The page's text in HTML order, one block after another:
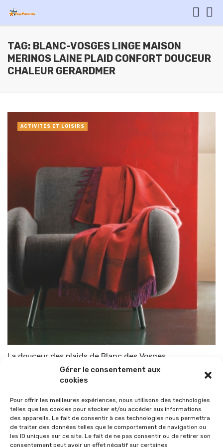
Gérer le consentement aux
cookies
Pour offrir les meilleures expériences, nous utilisons des technologies
telles que les cookies pour stocker et/ou accéder aux informations
des appareils. Le fait de consentir à ces technologies nous permettra
de traiter des données telles que le comportement de navigation ou
les ID uniques sur ce site. Le fait de ne pas consentir ou de retirer son
consentement peut avoir un effet négatif sur certaines
TAG: BLANC-VOSGES LINGE MAISON
MERINOS LAINE PLAID CONFORT DOUCEUR
CHALEUR GERARDMER
La douceur des plaids de Blanc des Vosges
TOP-PARENTS 22 novembre 2014
ACTIVITÉS ET LOISIRS